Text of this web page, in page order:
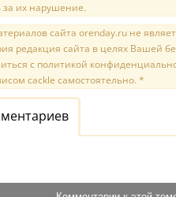
за их нарушение.
сайта orenday.ru не
редакция сайта в целях Вашей
с политикой
cackle самостоятельно. *